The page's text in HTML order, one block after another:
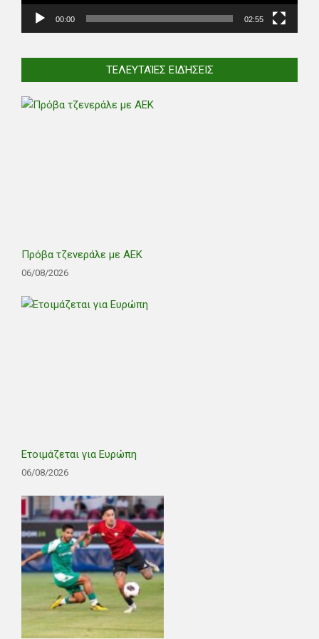
00:00 02:55
ΤΕΛΕΥΤΑΊΕΣ ΕΙΔΉΣΕΙΣ
Πρόβα τζενεράλε με ΑΕΚ
06/08/2026
Ετοιμάζεται για Ευρώπη
06/08/2026